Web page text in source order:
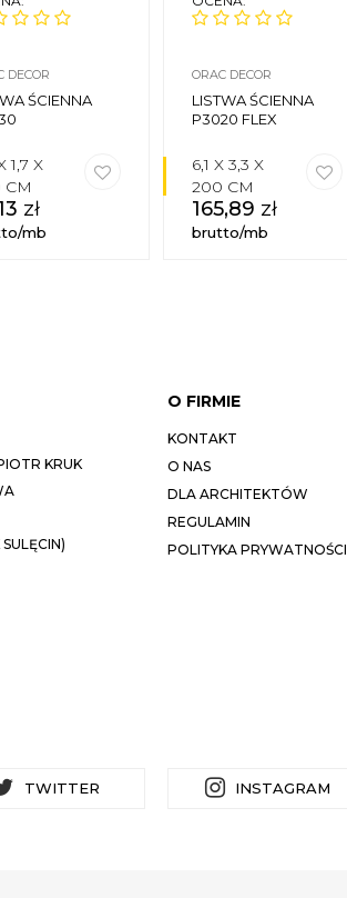
DECOR
ŚCIENNA
1,7 X
zł
mb
ORAC DECOR
LISTWA ŚCIENNA
P3020 FLEX
6,1 X 3,3 X
200 CM
165,89 zł
brutto/mb
KRUK
O FIRMIE
KONTAKT
O NAS
DLA ARCHITEKTÓW
REGULAMIN
POLITYKA PRYWATNOŚCI
TWITTER INSTAGRAM